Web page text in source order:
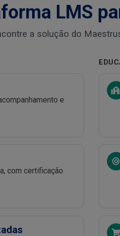
LMS
a solução do
e
com certificação